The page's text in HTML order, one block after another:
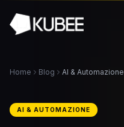
Home Blog AI & Automazione
AI & AUTOMAZIONE